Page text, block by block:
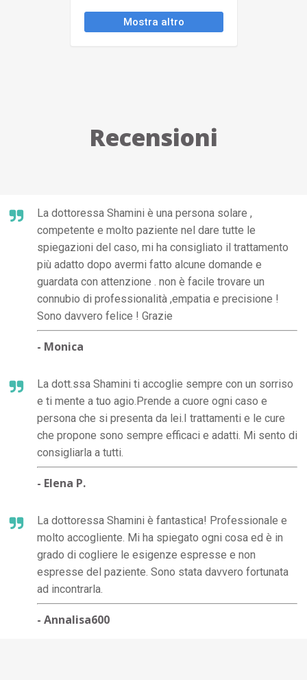
Recensioni
La dottoressa Shamini è una persona solare ,
competente e molto paziente nel dare tutte le
spiegazioni del caso, mi ha consigliato il trattamento
più adatto dopo avermi fatto alcune domande e
guardata con attenzione . non è facile trovare un
connubio di professionalità ,empatia e precisione !
Sono davvero felice ! Grazie
- Monica
La dott.ssa Shamini ti accoglie sempre con un sorriso
e ti mente a tuo agio.Prende a cuore ogni caso e
persona che si presenta da lei.I trattamenti e le cure
che propone sono sempre efficaci e adatti. Mi sento di
consigliarla a tutti.
- Elena P.
La dottoressa Shamini è fantastica! Professionale e
molto accogliente. Mi ha spiegato ogni cosa ed è in
grado di cogliere le esigenze espresse e non
espresse del paziente. Sono stata davvero fortunata
ad incontrarla.
- Annalisa600